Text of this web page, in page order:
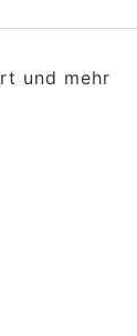
und mehr